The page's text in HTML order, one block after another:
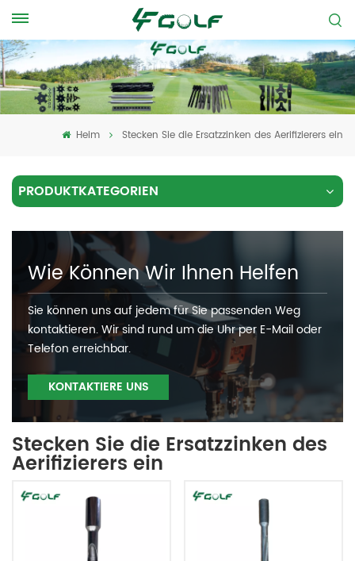
Heim Stecken Sie die Ersatzzinken des Aerifizierers ein
PRODUKTKATEGORIEN
Wie Können Wir Ihnen Helfen
Sie können uns auf jedem für Sie passenden Weg
kontaktieren. Wir sind rund um die Uhr per E-Mail oder
Telefon erreichbar.
KONTAKTIERE UNS
Stecken Sie die Ersatzzinken des
Aerifizierers ein